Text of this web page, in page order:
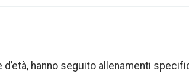
hanno seguito allenamenti